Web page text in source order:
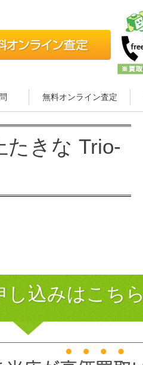
無料オンライン査定
たきな Trio-
し込みはこちら